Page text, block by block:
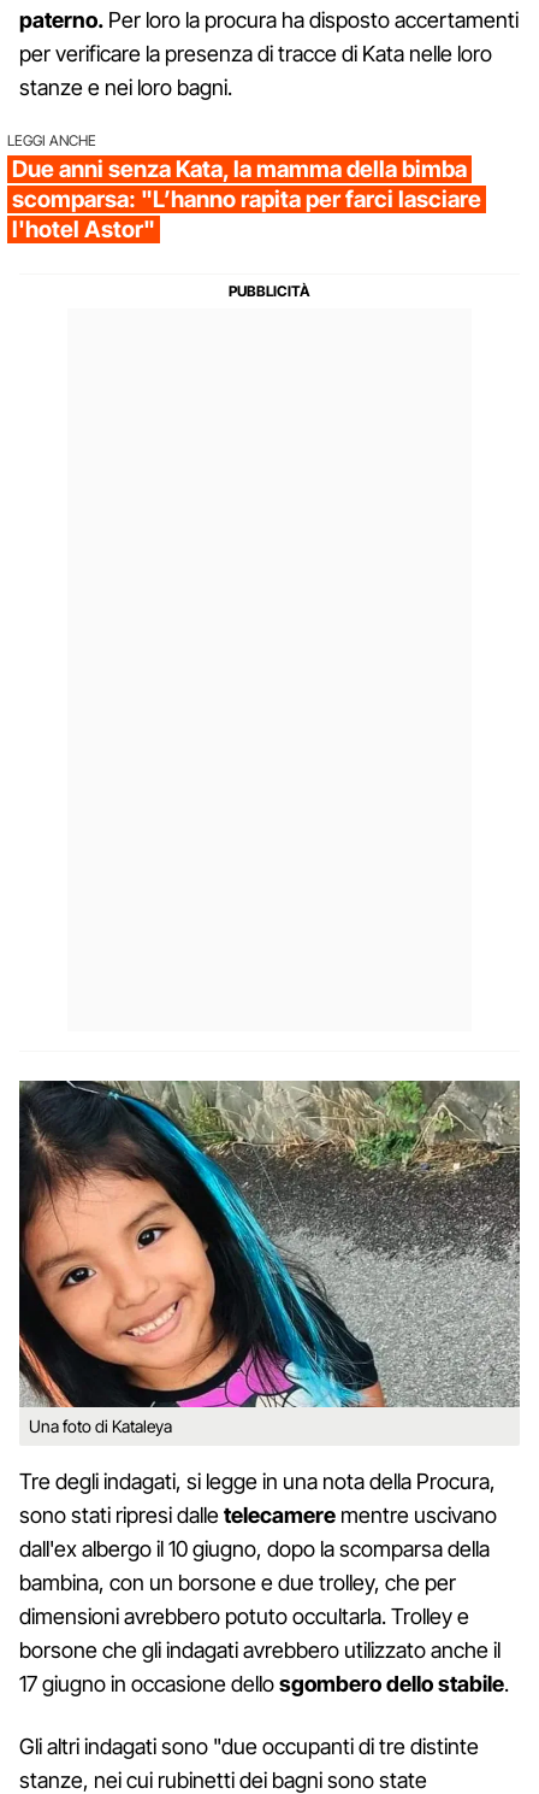
paterno. Per loro la procura ha disposto accertamenti
per verificare la presenza di tracce di Kata nelle loro
stanze e nei loro bagni.
LEGGI ANCHE
Due anni senza Kata, la mamma della bimba
scomparsa: "L’hanno rapita per farci lasciare
l'hotel Astor"
Una foto di Kataleya
Tre degli indagati, si legge in una nota della Procura,
sono stati ripresi dalletelecamere mentre uscivano
dall'ex albergo il 10 giugno, dopo la scomparsa della
bambina, con un borsone e due trolley, che per
dimensioni avrebbero potuto occultarla. Trolley e
borsone che gli indagati avrebbero utilizzato anche il
17 giugno in occasione dellosgombero dello stabile.
Gli altri indagati sono "due occupanti di tre distinte
stanze, nei cui rubinetti dei bagni sono state